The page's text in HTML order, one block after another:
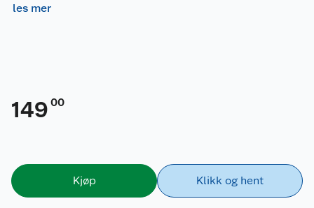
les mer
149 00
Kjøp Klikk og hent